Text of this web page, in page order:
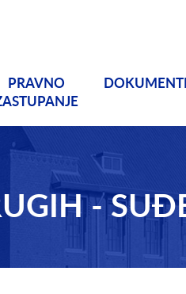
PRAVNO
DOKUMENTI
-